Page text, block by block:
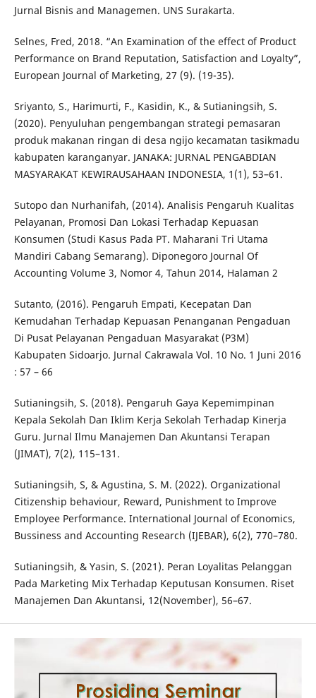
Jurnal Bisnis and Managemen. UNS Surakarta.
Selnes, Fred, 2018. “An Examination of the effect of Product
Performance on Brand Reputation, Satisfaction and Loyalty”,
European Journal of Marketing, 27 (9). (19-35).
Sriyanto, S., Harimurti, F., Kasidin, K., & Sutianingsih, S.
(2020). Penyuluhan pengembangan strategi pemasaran
produk makanan ringan di desa ngijo kecamatan tasikmadu
kabupaten karanganyar. JANAKA: JURNAL PENGABDIAN
MASYARAKAT KEWIRAUSAHAAN INDONESIA, 1(1), 53–61.
Sutopo dan Nurhanifah, (2014). Analisis Pengaruh Kualitas
Pelayanan, Promosi Dan Lokasi Terhadap Kepuasan
Konsumen (Studi Kasus Pada PT. Maharani Tri Utama
Mandiri Cabang Semarang). Diponegoro Journal Of
Accounting Volume 3, Nomor 4, Tahun 2014, Halaman 2
Sutanto, (2016). Pengaruh Empati, Kecepatan Dan
Kemudahan Terhadap Kepuasan Penanganan Pengaduan
Di Pusat Pelayanan Pengaduan Masyarakat (P3M)
Kabupaten Sidoarjo. Jurnal Cakrawala Vol. 10 No. 1 Juni 2016
: 57 – 66
Sutianingsih, S. (2018). Pengaruh Gaya Kepemimpinan
Kepala Sekolah Dan Iklim Kerja Sekolah Terhadap Kinerja
Guru. Jurnal Ilmu Manajemen Dan Akuntansi Terapan
(JIMAT), 7(2), 115–131.
Sutianingsih, S, & Agustina, S. M. (2022). Organizational
Citizenship behaviour, Reward, Punishment to Improve
Employee Performance. International Journal of Economics,
Bussiness and Accounting Research (IJEBAR), 6(2), 770–780.
Sutianingsih, & Yasin, S. (2021). Peran Loyalitas Pelanggan
Pada Marketing Mix Terhadap Keputusan Konsumen. Riset
Manajemen Dan Akuntansi, 12(November), 56–67.